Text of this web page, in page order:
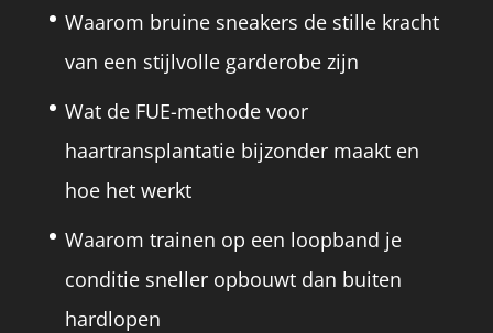
Waarom bruine sneakers de stille kracht
van een stijlvolle garderobe zijn
Wat de FUE-methode voor
haartransplantatie bijzonder maakt en
hoe het werkt
Waarom trainen op een loopband je
conditie sneller opbouwt dan buiten
hardlopen